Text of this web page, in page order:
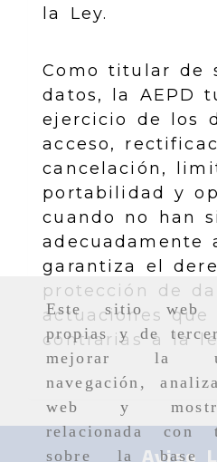
Este sitio web
propias y de
mejorar la
navegación,
web y
relacionada con
sobre la
la Ley.
Como titular de
datos, la AEPD
ejercicio de los
acceso,
cancelación,
portabilidad y
cuando no han
adecuadamente
garantiza el
protección de
actuaciones
contrarias a la
Aviso